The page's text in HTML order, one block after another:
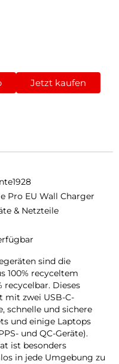
Jetzt kaufen
Pro EU Wall Charger
& Netzteile
sind die
100% recyceltem
recycelbar. Dieses
mit zwei USB-C-
schnelle und sichere
und einige Laptops
und QC-Geräte).
ist besonders
in jede Umgebung zu